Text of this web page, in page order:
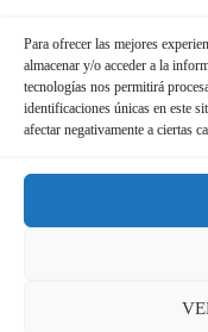
Para ofrecer las mejores
almacenar y/o acceder a la
tecnologías nos permitirá
identificaciones únicas en este
afectar negativamente a ciertas